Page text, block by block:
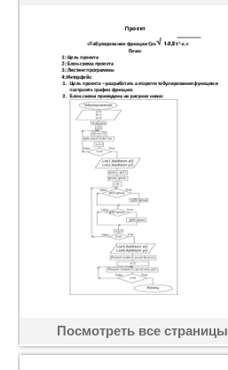
Посмотреть все страницы